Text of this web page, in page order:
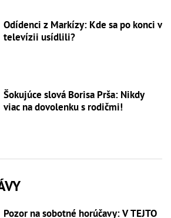
Odídenci z Markízy: Kde sa po konci v
televízii usídlili?
Šokujúce slová Borisa Prša: Nikdy
viac na dovolenku s rodičmi!
Pozor na sobotné horúčavy: V TEJTO